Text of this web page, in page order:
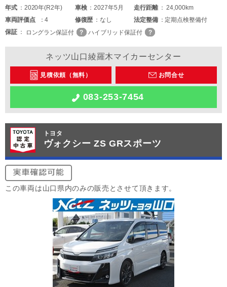
年式 2020年(R2年) 車検 2027年5月 走行距離
24,000km
車両評価点 4 修復歴 なし 法定整備
定期点検整備付
保証
ロングラン保証付 ハイブリッド保証付
ネッツ山口綾羅木マイカーセンター
見積依頼（無料） お問合せ
083-253-7454
トヨタ
ヴォクシー ZS GRスポーツ
この車両は山口県内のみの販売とさせて頂きます。